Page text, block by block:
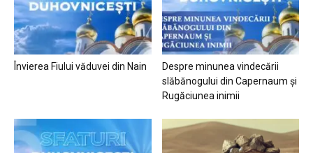
Învierea Fiului văduvei din Nain
Despre minunea vindecării
slăbănogului din Capernaum și
Rugăciunea inimii